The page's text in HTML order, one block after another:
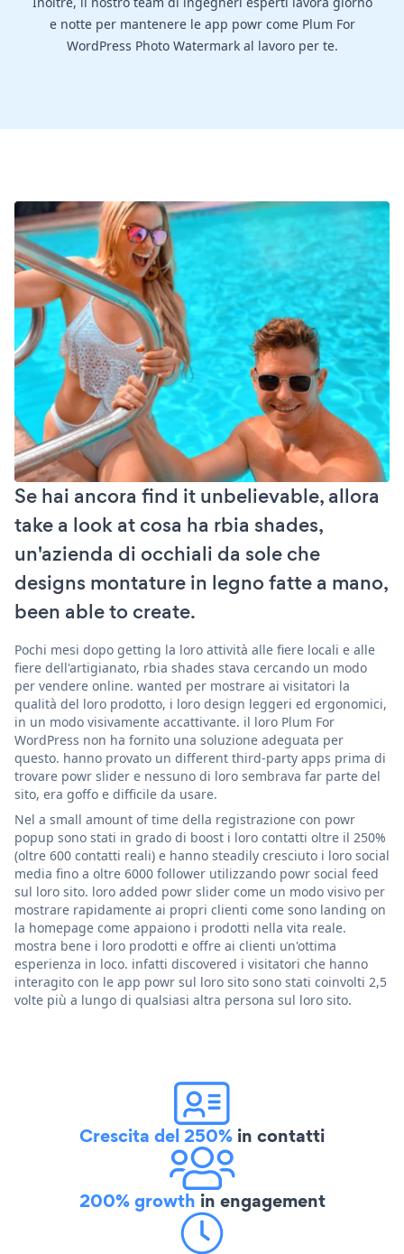
e notte per mantenere le app powr come Plum For
WordPress Photo Watermark al lavoro per te.
Se hai ancora find it unbelievable, allora
take a look at cosa ha rbia shades,
un'azienda di occhiali da sole che
designs montature in legno fatte a mano,
been able to create.
Pochi mesi dopo getting la loro attività alle fiere locali e alle
fiere dell'artigianato, rbia shades stava cercando un modo
per vendere online. wanted per mostrare ai visitatori la
qualità del loro prodotto, i loro design leggeri ed ergonomici,
in un modo visivamente accattivante. il loro Plum For
WordPress non ha fornito una soluzione adeguata per
questo. hanno provato un different third-party apps prima di
trovare powr slider e nessuno di loro sembrava far parte del
sito, era goffo e difficile da usare.
Nel a small amount of time della registrazione con powr
popup sono stati in grado di boost i loro contatti oltre il 250%
(oltre 600 contatti reali) e hanno steadily cresciuto i loro social
media fino a oltre 6000 follower utilizzando powr social feed
sul loro sito. loro added powr slider come un modo visivo per
mostrare rapidamente ai propri clienti come sono landing on
la homepage come appaiono i prodotti nella vita reale.
mostra bene i loro prodotti e offre ai clienti un'ottima
esperienza in loco. infatti discovered i visitatori che hanno
interagito con le app powr sul loro sito sono stati coinvolti 2,5
volte più a lungo di qualsiasi altra persona sul loro sito.
Crescita del 250% in contatti
200% growth in engagement